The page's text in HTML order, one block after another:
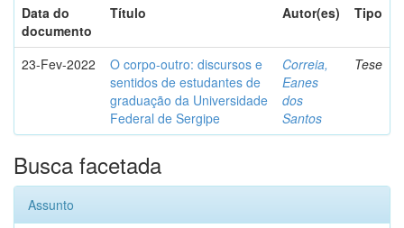
Data do
documento
Título Autor(es) Tipo
23-Fev-2022
O corpo-outro: discursos e
sentidos de estudantes de
graduação da Universidade
Federal de Sergipe
Correia,
Eanes
dos
Santos
Tese
Busca facetada
Assunto